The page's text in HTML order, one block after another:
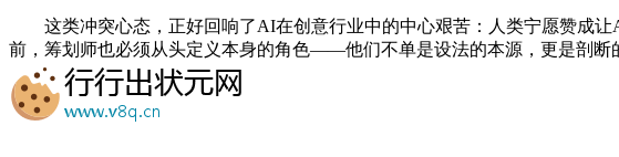
这类冲突心态，正好回响了AI在创意行业中的中心艰苦：人类宁愿赞成
前，筹划师也必须从头定义本身的角色——他们不单是设法的本源，更是剖断的把